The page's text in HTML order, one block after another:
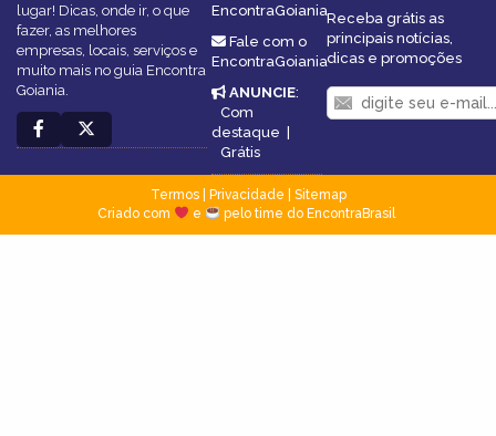
lugar! Dicas, onde ir, o que
fazer, as melhores
empresas, locais, serviços e
muito mais no guia Encontra
Goiania.
EncontraGoiania
Fale com o
EncontraGoiania
ANUNCIE:
Com
destaque |
Grátis
Receba grátis as
principais notícias,
dicas e promoções
Termos| Privacidade
Sitemap
Criado com
e pelo time do EncontraBrasil